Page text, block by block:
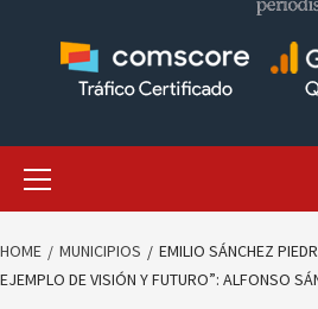
HOME MUNICIPIOS
EMILIO SÁNCHEZ
EJEMPLO DE VISIÓN Y FUTURO”: ALFONSO